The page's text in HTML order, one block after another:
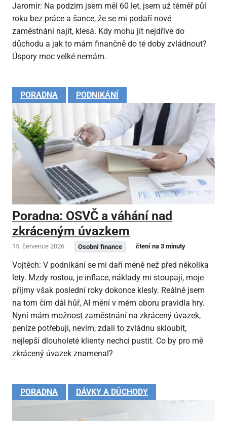
Jaromír: Na podzim jsem měl 60 let, jsem už téměř půl
roku bez práce a šance, že se mi podaří nové
zaměstnání najít, klesá. Kdy mohu jít nejdříve do
důchodu a jak to mám finančně do té doby zvládnout?
Úspory moc velké nemám.
PORADNA PODNIKÁNÍ
Poradna: OSVČ a váhání nad
zkráceným úvazkem
15. července 2026 Osobní finance čtení na 3 minuty
Vojtěch: V podnikání se mi daří méně než před několika
lety. Mzdy rostou, je inflace, náklady mi stoupají, moje
příjmy však poslední roky dokonce klesly. Reálně jsem
na tom čím dál hůř, AI mění v mém oboru pravidla hry.
Nyní mám možnost zaměstnání na zkrácený úvazek,
peníze potřebuji, nevím, zdali to zvládnu skloubit,
nejlepší dlouholeté klienty nechci pustit. Co by pro mě
zkrácený úvazek znamenal?
PORADNA DÁVKY A DŮCHODY